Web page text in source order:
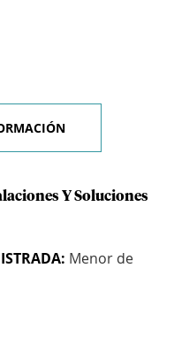
Y Soluciones
Menor de